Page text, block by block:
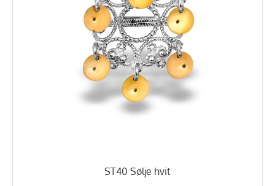
ST40 Sølje hvit